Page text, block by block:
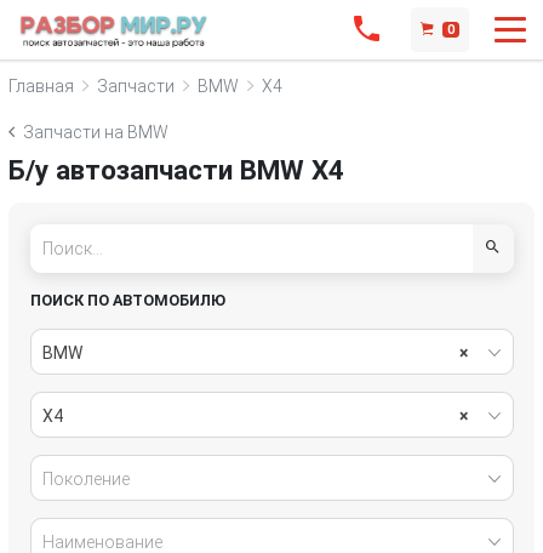
0
Главная Запчасти BMW X4
Запчасти на BMW
Б/у автозапчасти BMW X4
ПОИСК ПО АВТОМОБИЛЮ
×
BMW
×
X4
Поколение
Наименование